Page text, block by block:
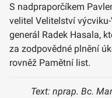
S nadpraporčíkem
velitel Velitelství
generál Radek Hasala,
za zodpovědné plnění
rovněž Pamětní list.
Text: nprap. Bc.